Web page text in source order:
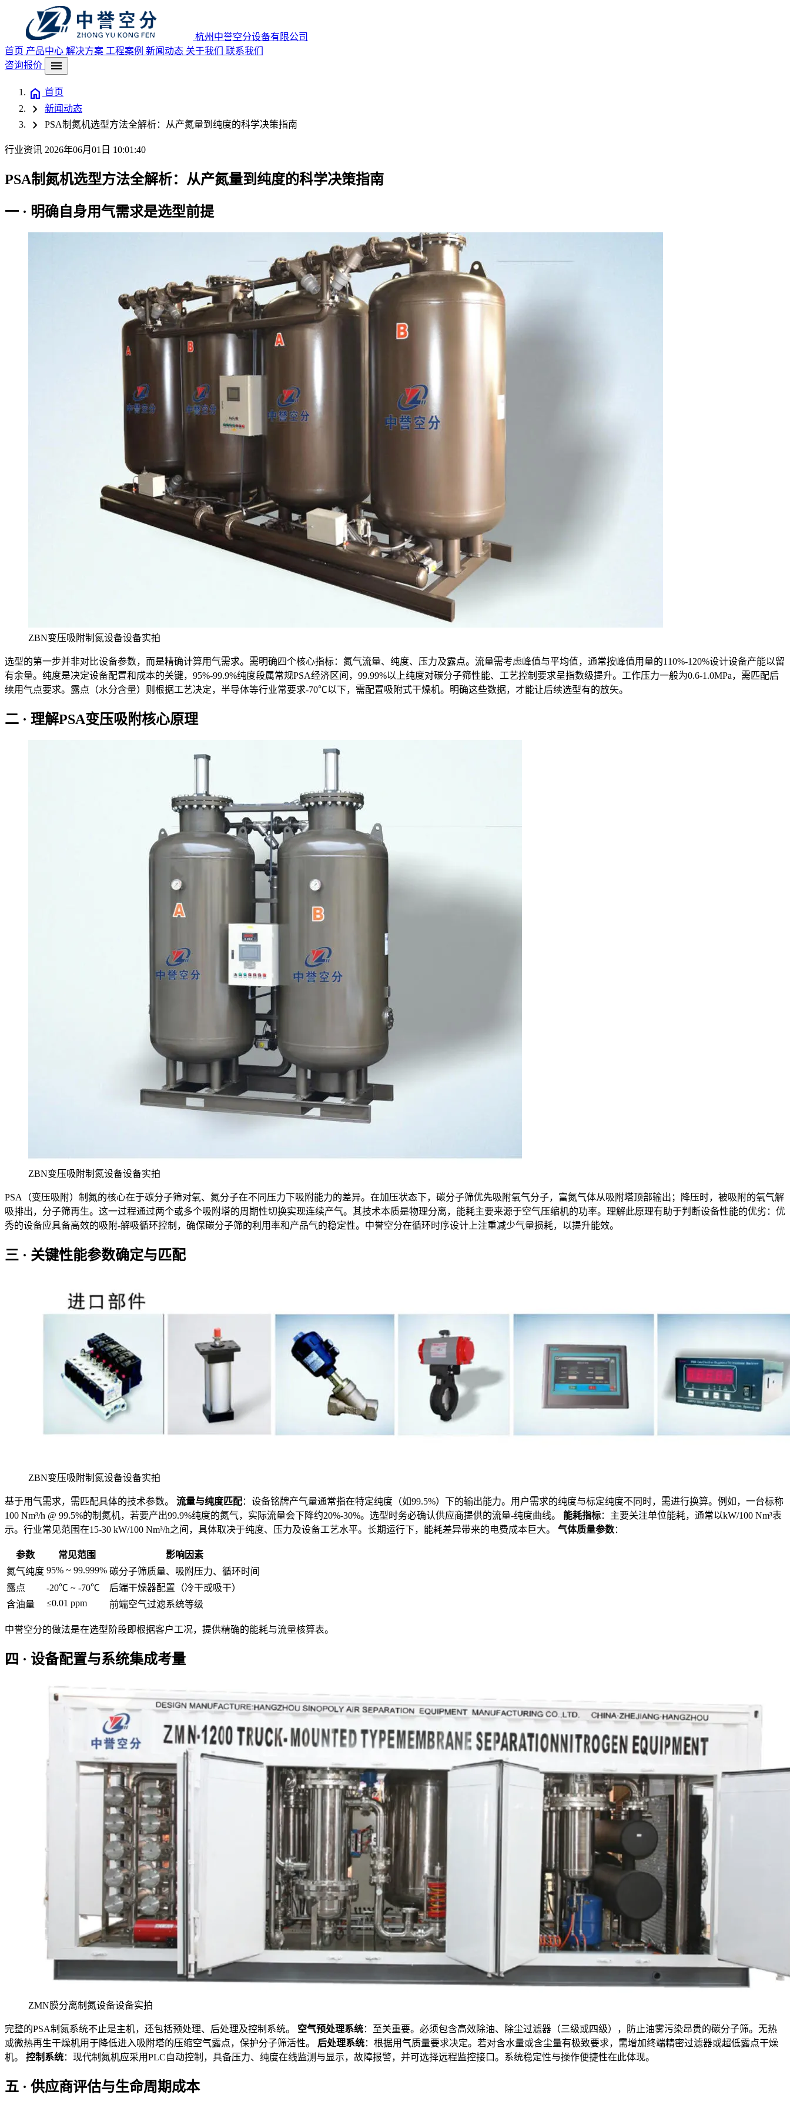
杭州中誉空分设备有限公司
首页 产品中心 解决方案 工程案例 新闻动态 关于我们 联系我们
咨询报价
menu
home 首页
chevron_right 新闻动态
chevron_right PSA制氮机选型方法全解析：从产氮量到纯度的科学决策指南
行业资讯 2026年06月01日 10:01:40
PSA制氮机选型方法全解析：从产氮量到纯度的科学决策指南
一 · 明确自身用气需求是选型前提
ZBN变压吸附制氮设备设备实拍
选型的第一步并非对比设备参数，而是精确计算用气需求。需明确四个核心指标：氮气流量、纯度、压力及露点。流量需考虑峰值与平均值，通常按峰值用量的110%-120%设计设备产能以留
有余量。纯度是决定设备配置和成本的关键，95%-99.9%纯度段属常规PSA经济区间，99.99%以上纯度对碳分子筛性能、工艺控制要求呈指数级提升。工作压力一般为0.6-1.0MPa，需匹配后
续用气点要求。露点（水分含量）则根据工艺决定，半导体等行业常要求-70℃以下，需配置吸附式干燥机。明确这些数据，才能让后续选型有的放矢。
二 · 理解PSA变压吸附核心原理
ZBN变压吸附制氮设备设备实拍
PSA（变压吸附）制氮的核心在于碳分子筛对氧、氮分子在不同压力下吸附能力的差异。在加压状态下，碳分子筛优先吸附氧气分子，富氮气体从吸附塔顶部输出；降压时，被吸附的氧气解
吸排出，分子筛再生。这一过程通过两个或多个吸附塔的周期性切换实现连续产气。其技术本质是物理分离，能耗主要来源于空气压缩机的功率。理解此原理有助于判断设备性能的优劣：优
秀的设备应具备高效的吸附-解吸循环控制，确保碳分子筛的利用率和产品气的稳定性。中誉空分在循环时序设计上注重减少气量损耗，以提升能效。
三 · 关键性能参数确定与匹配
ZBN变压吸附制氮设备设备实拍
基于用气需求，需匹配具体的技术参数。 流量与纯度匹配：设备铭牌产气量通常指在特定纯度（如99.5%）下的输出能力。用户需求的纯度与标定纯度不同时，需进行换算。例如，一台标称
100 Nm³/h @ 99.5%的制氮机，若要产出99.9%纯度的氮气，实际流量会下降约20%-30%。选型时务必确认供应商提供的流量-纯度曲线。 能耗指标：主要关注单位能耗，通常以kW/100 Nm³表
示。行业常见范围在15-30 kW/100 Nm³/h之间，具体取决于纯度、压力及设备工艺水平。长期运行下，能耗差异带来的电费成本巨大。 气体质量参数：
参数 常见范围
影响因素
氮气纯度 95% ~ 99.999% 碳分子筛质量、吸附压力、循环时间
露点
-20℃ ~ -70℃
后端干燥器配置（冷干或吸干）
含油量
≤0.01 ppm 前端空气过滤系统等级
中誉空分的做法是在选型阶段即根据客户工况，提供精确的能耗与流量核算表。
四 · 设备配置与系统集成考量
ZMN膜分离制氮设备设备实拍
完整的PSA制氮系统不止是主机，还包括预处理、后处理及控制系统。 空气预处理系统：至关重要。必须包含高效除油、除尘过滤器（三级或四级），防止油雾污染昂贵的碳分子筛。无热
或微热再生干燥机用于降低进入吸附塔的压缩空气露点，保护分子筛活性。 后处理系统：根据用气质量要求决定。若对含水量或含尘量有极致要求，需增加终端精密过滤器或超低露点干燥
机。 控制系统：现代制氮机应采用PLC自动控制，具备压力、纯度在线监测与显示，故障报警，并可选择远程监控接口。系统稳定性与操作便捷性在此体现。
五 · 供应商评估与生命周期成本